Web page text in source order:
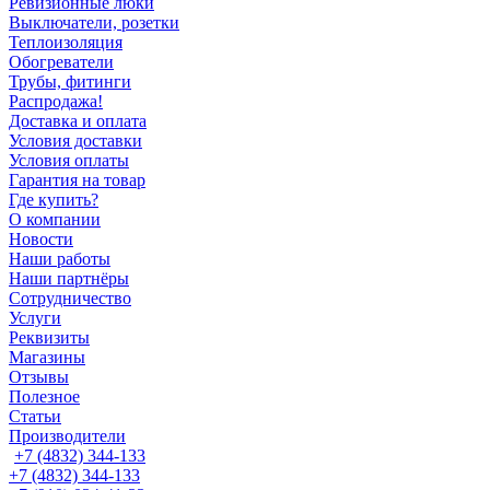
Выключатели, розетки
Теплоизоляция
Обогреватели
Трубы, фитинги
Распродажа!
Доставка и оплата
Условия доставки
Условия оплаты
Гарантия на товар
Где купить?
О компании
Новости
Наши работы
Наши партнёры
Сотрудничество
Услуги
Реквизиты
Магазины
Отзывы
Полезное
Статьи
Производители
+7 (4832) 344-133
+7 (4832) 344-133